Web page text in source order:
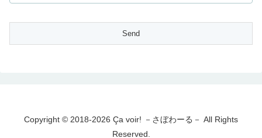
Copyright © 2018-2026 Ça voir! －さぼわーる－ All Rights
Reserved.